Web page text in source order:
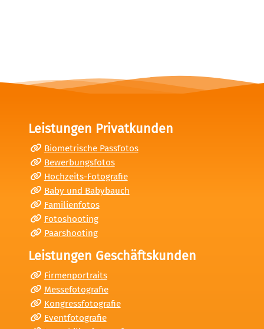
Leistungen Privatkunden
Biometrische Passfotos
Bewerbungsfotos
Hochzeits-Fotografie
Baby und Babybauch
Familienfotos
Fotoshooting
Paarshooting
Leistungen Geschäftskunden
Firmenportraits
Messefotografie
Kongressfotografie
Eventfotografie